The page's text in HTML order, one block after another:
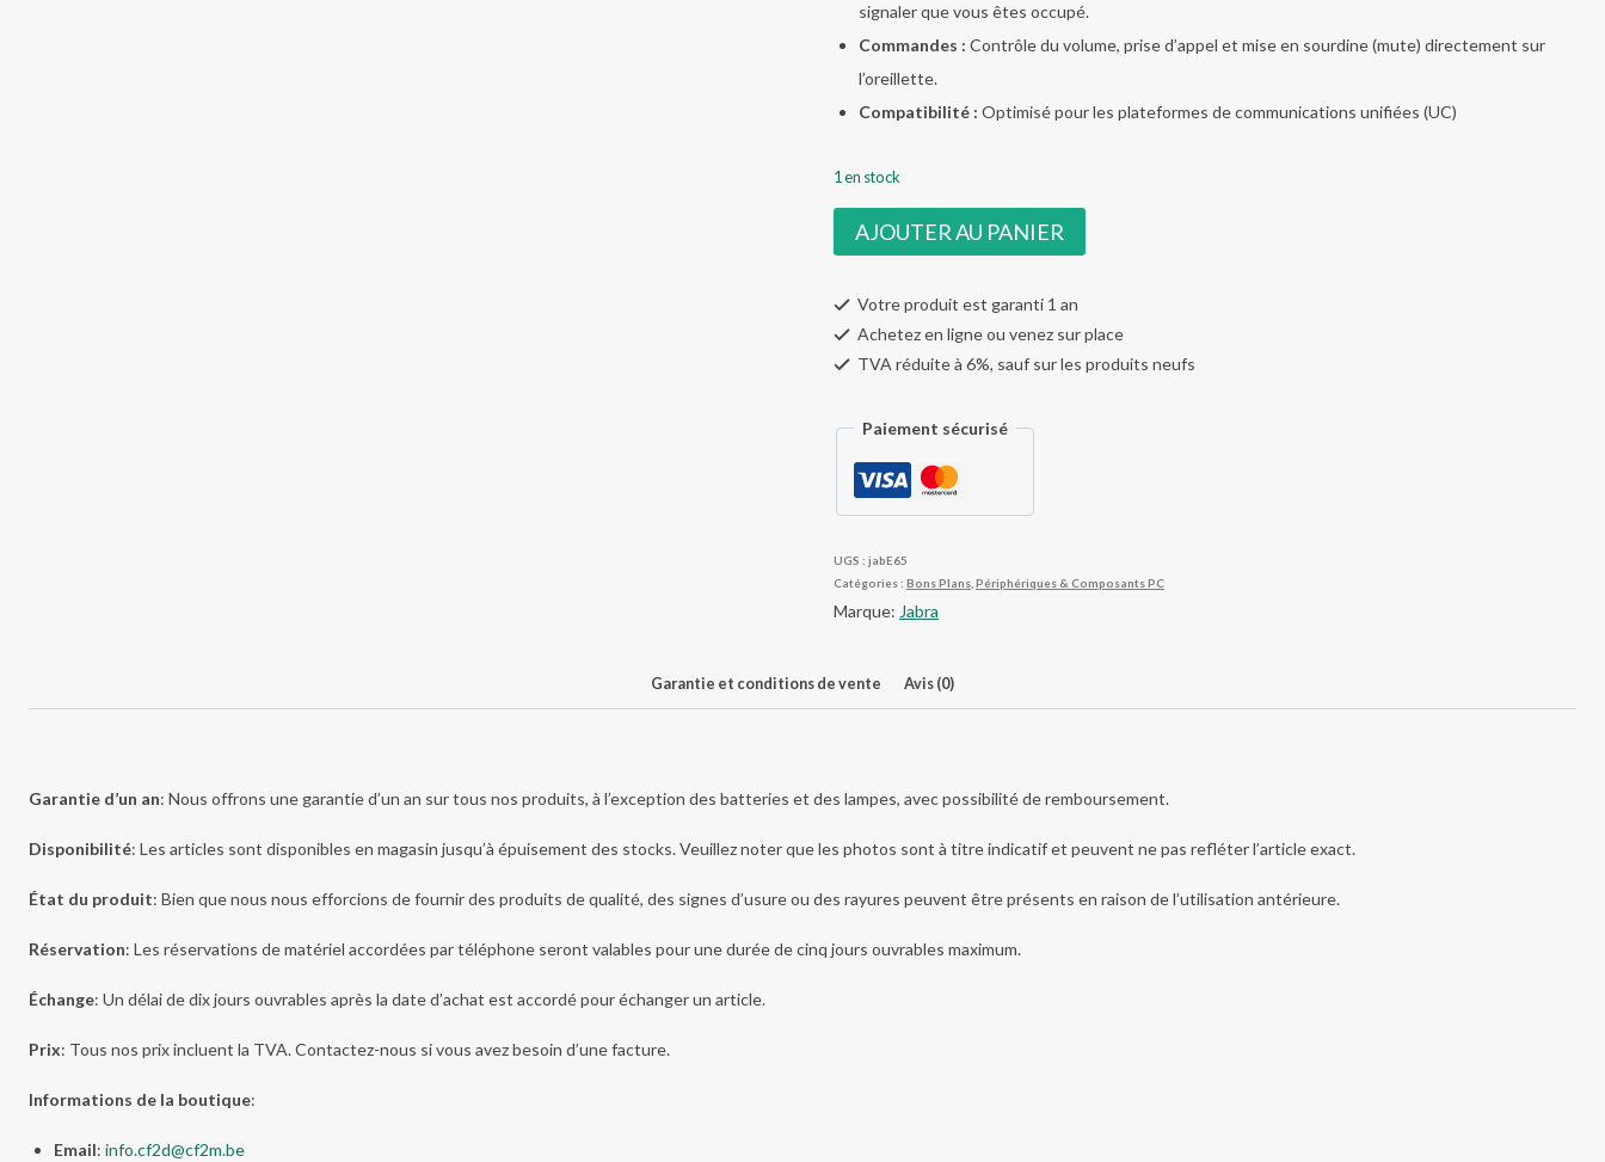
signaler que vous êtes occupé.
Commandes : Contrôle du volume, prise d’appel et mise en sourdine (mute) directement sur
l’oreillette.
Compatibilité : Optimisé pour les plateformes de communications unifiées (UC)
1 en stock
quantité
de
65
AJOUTER AU PANIER
Votre produit est garanti 1 an
Achetez en ligne ou venez sur place
TVA réduite à 6%, sauf sur les produits neufs
Paiement sécurisé
UGS : jabE65
Catégories : Bons Plans, Périphériques & Composants PC
Marque: Jabra
Garantie et conditions de vente Avis (0)
Garantie d’un an: Nous offrons une garantie d’un an sur tous nos produits, à l’exception des batteries et des lampes, avec possibilité de remboursement.
Disponibilité: Les articles sont disponibles en magasin jusqu’à épuisement des stocks. Veuillez noter que les photos sont à titre indicatif et peuvent ne pas refléter l’article exact.
État du produit: Bien que nous nous efforcions de fournir des produits de qualité, des signes d’usure ou des rayures peuvent être présents en raison de l’utilisation antérieure.
Réservation: Les réservations de matériel accordées par téléphone seront valables pour une durée de cinq jours ouvrables maximum.
Échange: Un délai de dix jours ouvrables après la date d’achat est accordé pour échanger un article.
Prix: Tous nos prix incluent la TVA. Contactez-nous si vous avez besoin d’une facture.
Informations de la boutique:
Email: info.cf2d@cf2m.be